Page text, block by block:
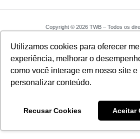
Utilizamos cookies para oferecer
experiência, melhorar o
como você interage em nosso site e
personalizar conteúdo.
Recusar Cookies Aceitar
Copyright © 2026 TWB – Todos os